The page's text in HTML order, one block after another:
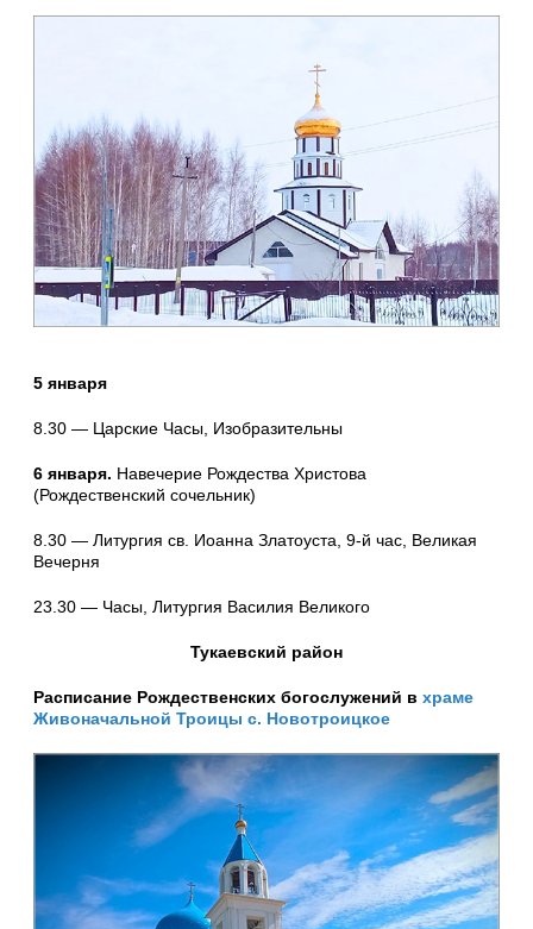
5 января
8.30 — Царские Часы, Изобразительны
6 января. Навечерие Рождества Христова
(Рождественский сочельник)
8.30 — Литургия св. Иоанна Златоуста, 9-й час, Великая
Вечерня
23.30 — Часы, Литургия Василия Великого
Тукаевский район
Расписание Рождественских богослужений в храме
Живоначальной Троицы с. Новотроицкое